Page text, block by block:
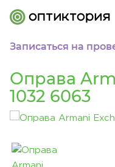
Записаться на
Оправа
1032 6063